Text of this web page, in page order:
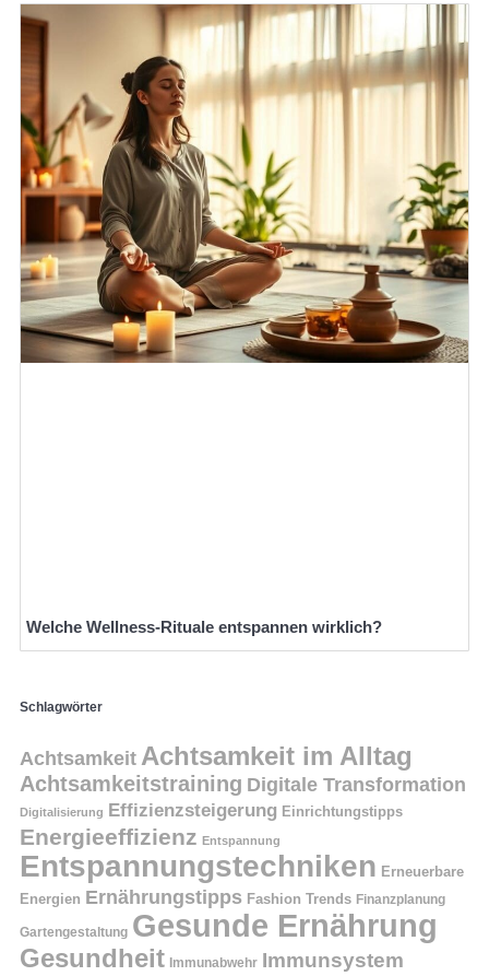
Welche Wellness-Rituale entspannen wirklich?
Schlagwörter
Achtsamkeit Achtsamkeit im Alltag
Achtsamkeitstraining Digitale Transformation
Digitalisierung Effizienzsteigerung Einrichtungstipps
Energieeffizienz Entspannung
Entspannungstechniken Erneuerbare
Energien Ernährungstipps Fashion Trends Finanzplanung
Gartengestaltung Gesunde Ernährung
Gesundheit Immunabwehr Immunsystem